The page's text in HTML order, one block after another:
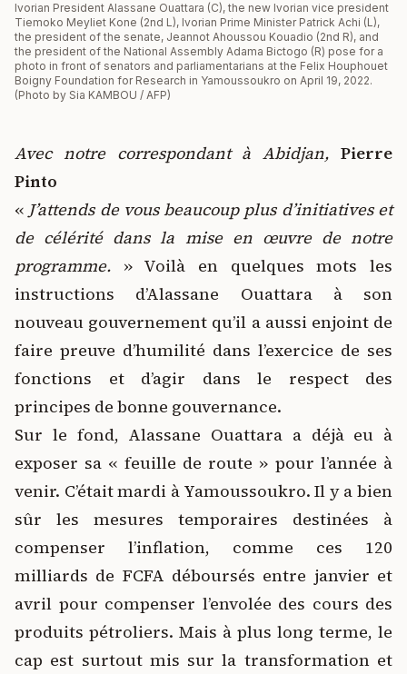
Ivorian President Alassane Ouattara (C), the new Ivorian vice president
Tiemoko Meyliet Kone (2nd L), Ivorian Prime Minister Patrick Achi (L),
the president of the senate, Jeannot Ahoussou Kouadio (2nd R), and
the president of the National Assembly Adama Bictogo (R) pose for a
photo in front of senators and parliamentarians at the Felix Houphouet
Boigny Foundation for Research in Yamoussoukro on April 19, 2022.
(Photo by Sia KAMBOU / AFP)
Avec notre correspondant à Abidjan, Pierre
Pinto
«J’attends de vous beaucoup plus d’initiatives et
de célérité dans la mise en œuvre de notre
programme. » Voilà en quelques mots les
instructions d’Alassane Ouattara à son
nouveau gouvernement qu’il a aussi enjoint de
faire preuve d’humilité dans l’exercice de ses
fonctions et d’agir dans le respect des
principes de bonne gouvernance.
Sur le fond, Alassane Ouattara a déjà eu à
exposer sa « feuille de route » pour l’année à
venir. C’était mardi à Yamoussoukro. Il y a bien
sûr les mesures temporaires destinées à
compenser l’inflation, comme ces 120
milliards de FCFA déboursés entre janvier et
avril pour compenser l’envolée des cours des
produits pétroliers. Mais à plus long terme, le
cap est surtout mis sur la transformation et